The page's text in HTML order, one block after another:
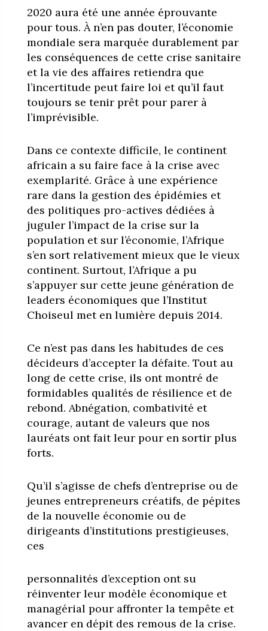
2020 aura été une année éprouvante
pour tous. À n’en pas douter, l’économie
mondiale sera marquée durablement par
les conséquences de cette crise sanitaire
et la vie des affaires retiendra que
l’incertitude peut faire loi et qu’il faut
toujours se tenir prêt pour parer à
l’imprévisible.
Dans ce contexte difficile, le continent
africain a su faire face à la crise avec
exemplarité. Grâce à une expérience
rare dans la gestion des épidémies et
des politiques pro-actives dédiées à
juguler l’impact de la crise sur la
population et sur l’économie, l’Afrique
s’en sort relativement mieux que le vieux
continent. Surtout, l’Afrique a pu
s’appuyer sur cette jeune génération de
leaders économiques que l’Institut
Choiseul met en lumière depuis 2014.
Ce n’est pas dans les habitudes de ces
décideurs d’accepter la défaite. Tout au
long de cette crise, ils ont montré de
formidables qualités de résilience et de
rebond. Abnégation, combativité et
courage, autant de valeurs que nos
lauréats ont fait leur pour en sortir plus
forts.
Qu’il s’agisse de chefs d’entreprise ou de
jeunes entrepreneurs créatifs, de pépites
de la nouvelle économie ou de
dirigeants d’institutions prestigieuses,
ces
personnalités d’exception ont su
réinventer leur modèle économique et
managérial pour affronter la tempête et
avancer en dépit des remous de la crise.